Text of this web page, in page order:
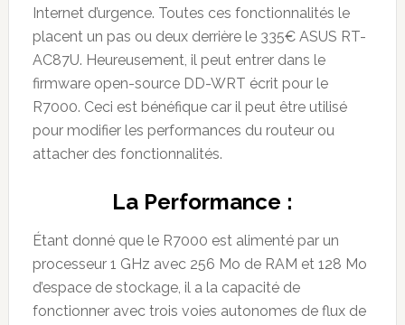
Internet d’urgence. Toutes ces fonctionnalités le
placent un pas ou deux derrière le 335€ ASUS RT-
AC87U. Heureusement, il peut entrer dans le
firmware open-source DD-WRT écrit pour le
R7000. Ceci est bénéfique car il peut être utilisé
pour modifier les performances du routeur ou
attacher des fonctionnalités.
La Performance :
Étant donné que le R7000 est alimenté par un
processeur 1 GHz avec 256 Mo de RAM et 128 Mo
d’espace de stockage, il a la capacité de
fonctionner avec trois voies autonomes de flux de